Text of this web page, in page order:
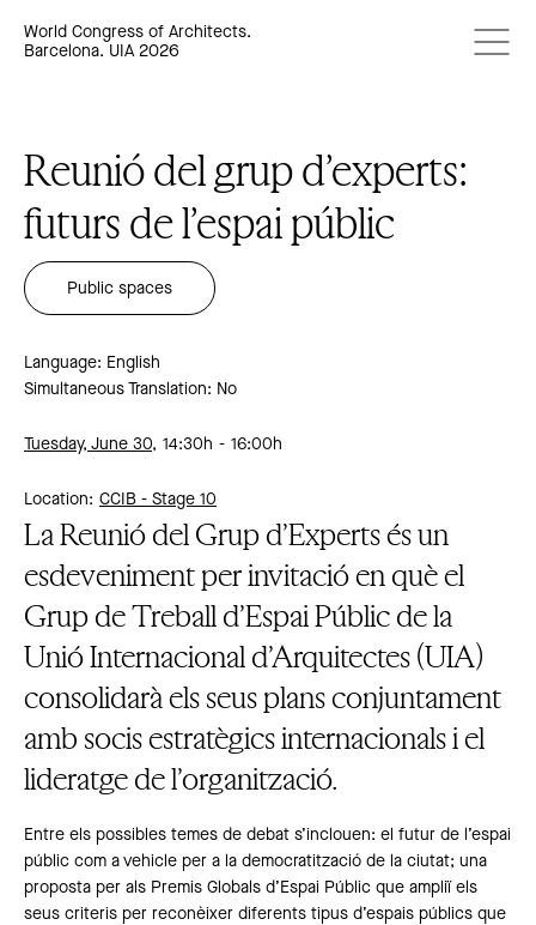
World Congress of Architects.
Barcelona. UIA 2026
Reunió del grup d’experts:
futurs de l’espai públic
Public spaces
Language: English
Simultaneous Translation: No
Tuesday, June 30, 14:30h 16:00h
Location: CCIB - Stage 10
La Reunió del Grup d’Experts és un
esdeveniment per invitació en què el
Grup de Treball d’Espai Públic de la
Unió Internacional d’Arquitectes (UIA)
consolidarà els seus plans conjuntament
amb socis estratègics internacionals i el
lideratge de l’organització.
Entre els possibles temes de debat s’inclouen: el futur de l’espai
públic com a vehicle per a la democratització de la ciutat; una
proposta per als Premis Globals d’Espai Públic que ampliï els
seus criteris per reconèixer diferents tipus d’espais públics que